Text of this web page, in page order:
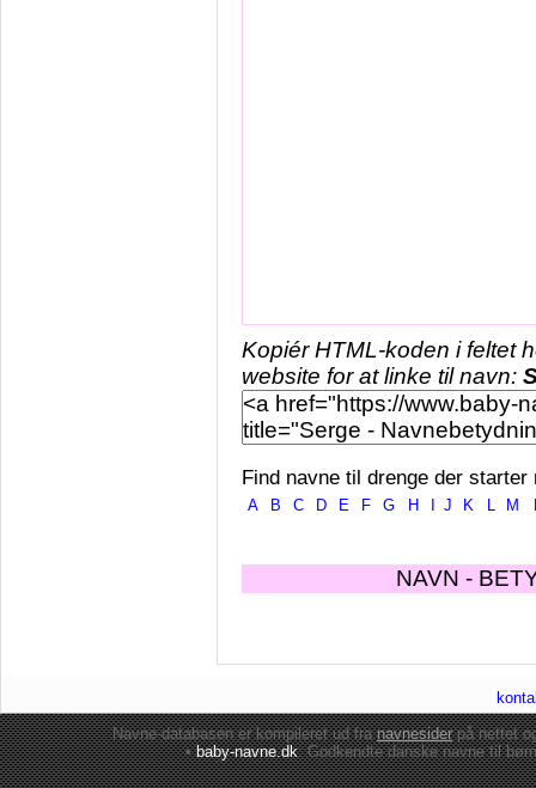
Kopiér HTML-koden i feltet
website for at linke til navn:
Find navne til drenge der starter
A B C D E F G H J K L M
NAVN -
Navne-databasen er kompileret ud franavnesiderpå nettet
•baby-navne.dk: Godkendte danskenavne til børn